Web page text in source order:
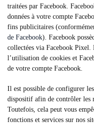
traitées par Facebook.
données à votre compte
fins publicitaires
de Facebook). Facebook
collectées via Facebook
l’utilisation de cookies et
de votre compte Facebook.
Il est possible de configurer
dispositif afin de contrôler les
Toutefois, cela peut vous
fonctions et services sur nos